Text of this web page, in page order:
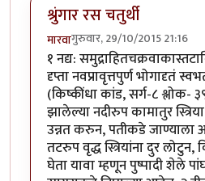
श्रुंगार रस चतुर्थी
मारवागुरुवार, 29/10/2015 21:16
१ नद्य:
दृप्ता नवप्रावृत्तपुर्ण भोगादृतं
(किष्कींधा कांड, सर्ग-८ श्लोक-
झालेल्या नदीरुप कामातुर
उन्नत करुन, पतीकडे जाण्याला
तटरुप वृद्ध स्त्रियांना दुर लोटुन,
घेता यावा म्हणून पुष्पादी शेले